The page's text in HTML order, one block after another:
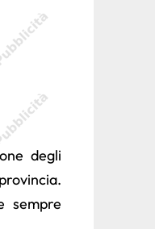
degli
sempre